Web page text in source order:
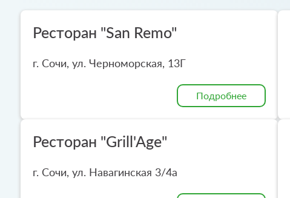
Ресторан "San Remo"
г. Сочи, ул. Черноморская, 13Г
Подробнее
Ресторан "Grill'Age"
г. Сочи, ул. Навагинская 3/4а